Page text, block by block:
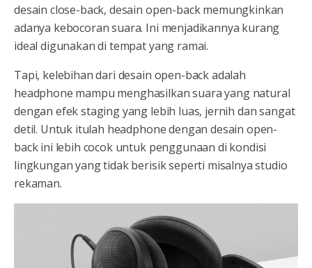
desain close-back, desain open-back memungkinkan
adanya kebocoran suara. Ini menjadikannya kurang
ideal digunakan di tempat yang ramai.
Tapi, kelebihan dari desain open-back adalah
headphone mampu menghasilkan suara yang natural
dengan efek staging yang lebih luas, jernih dan sangat
detil. Untuk itulah headphone dengan desain open-
back ini lebih cocok untuk penggunaan di kondisi
lingkungan yang tidak berisik seperti misalnya studio
rekaman.